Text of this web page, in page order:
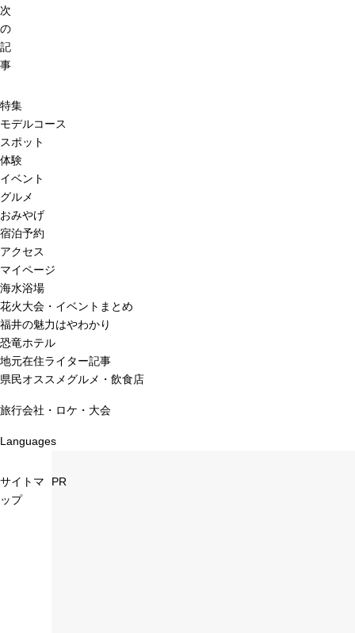
次
の
記
事
特集
モデルコース
スポット
体験
イベント
グルメ
おみやげ
宿泊予約
アクセス
マイページ
海水浴場
花火大会・イベントまとめ
福井の魅力はやわかり
恐竜ホテル
地元在住ライター記事
県民オススメグルメ・飲食店
旅行会社・ロケ・大会
Languages
サイトマ
ップ
PR